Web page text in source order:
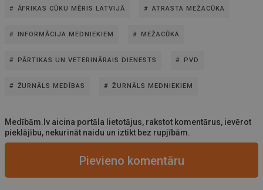
ĀFRIKAS CŪKU MĒRIS LATVIJĀ ATRASTA MEŽACŪKA
INFORMĀCIJA MEDNIEKIEM MEŽACŪKA
PĀRTIKAS UN VETERINĀRAIS DIENESTS PVD
ŽURNĀLS MEDĪBAS ŽURNĀLS MEDNIEKIEM
Medībām.lv aicina portāla lietotājus, rakstot komentārus, ievērot
pieklājību, nekurināt naidu un iztikt bez rupjībām.
Pievieno komentāru